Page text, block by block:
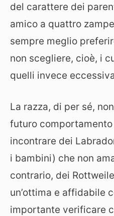
del carattere dei
amico a quattro
sempre meglio
non scegliere, cioè, i
quelli invece
La razza, di per sé,
futuro
incontrare dei
i bambini) che non
contrario, dei
un’ottima e affidabile
importante verificare